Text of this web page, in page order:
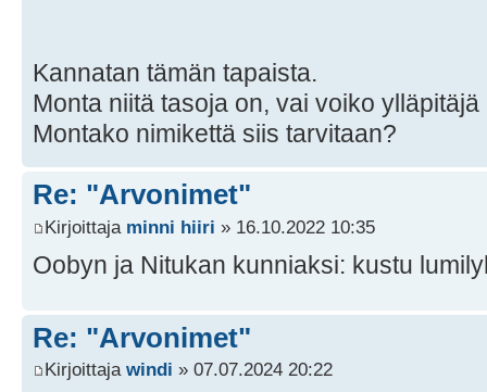
Kannatan tämän tapaista.
Monta niitä tasoja on, vai voiko
Montako nimikettä siis tarvitaan?
Re: "Arvonimet"
Kirjoittaja minni hiiri » 16.10.2022 10:35
Oobyn ja Nitukan kunniaksi: kustu
Re: "Arvonimet"
Kirjoittaja windi » 07.07.2024 20:22